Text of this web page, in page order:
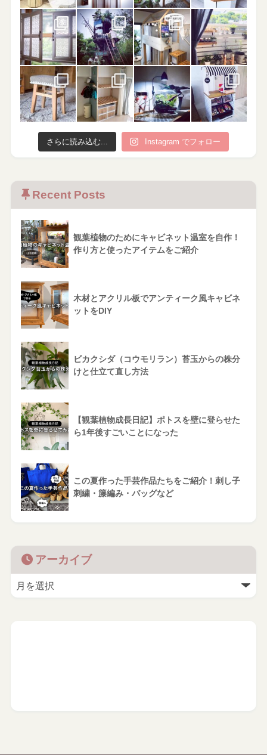
さらに読み込む... Instagram でフォロー
Recent Posts
観葉植物のためにキャビネット温室を自作！
作り方と使ったアイテムをご紹介
木材とアクリル板でアンティーク風キャビネ
ットをDIY
ビカクシダ（コウモリラン）苔玉からの株分
けと仕立て直し方法
【観葉植物成長日記】ポトスを壁に登らせた
ら1年後すごいことになった
この夏作った手芸作品たちをご紹介！刺し子
刺繍・籐編み・バッグなど
アーカイブ